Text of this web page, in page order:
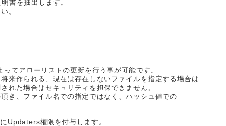
書を抽出します。
。
てアローリストの更新を行う事が可能です。
来作られる、現在は存在しないファイルを指定する場合は
れた場合はセキュリティを担保できません。
き、ファイル名での指定ではなく、ハッシュ値での
Updaters権限を付与します。